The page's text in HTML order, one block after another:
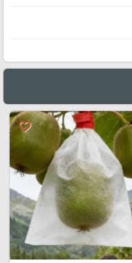
favorite_border